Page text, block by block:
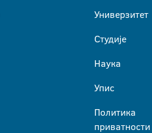
Универзитет
Студије
Наука
Упис
Политика
приватности